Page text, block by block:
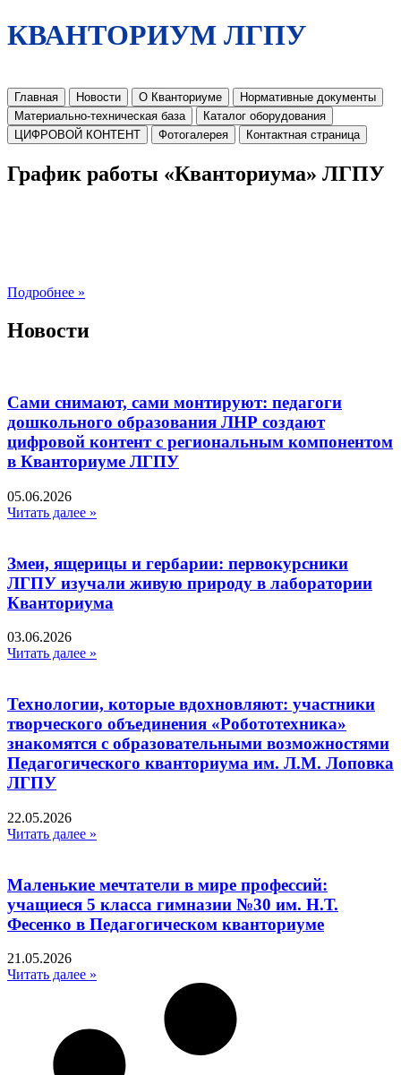
КВАНТОРИУМ ЛГПУ
Главная Новости О Кванториуме
Нормативные документы
Материально-техническая база
Каталог оборудования
ЦИФРОВОЙ КОНТЕНТ
Фотогалерея Контактная страница
График работы «Кванториума» ЛГПУ
Подробнее »
Новости
Сами снимают, сами монтируют: педагоги
дошкольного образования ЛНР создают
цифровой контент с региональным компонентом
в Кванториуме ЛГПУ​
05.06.2026
Читать далее »
Змеи, ящерицы и гербарии: первокурсники
ЛГПУ изучали живую природу в лаборатории
Кванториума
03.06.2026
Читать далее »
Технологии, которые вдохновляют: участники
творческого объединения «Робототехника»
знакомятся с образовательными возможностями
Педагогического кванториума им. Л.М. Лоповка
ЛГПУ
22.05.2026
Читать далее »
Маленькие мечтатели в мире профессий:
учащиеся 5 класса гимназии №30 им. Н.Т.
Фесенко в Педагогическом кванториуме
21.05.2026
Читать далее »